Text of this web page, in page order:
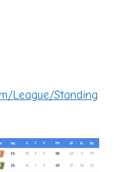
League/Standing